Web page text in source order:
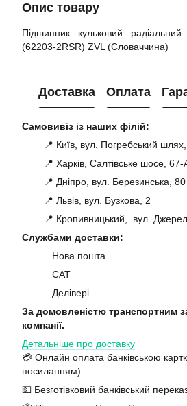
Опис товару
Підшипник кульковий
(62203-2RSR) ZVL (Словаччина)
Доставка Оплата
Самовивіз із наших філій:
📍 Київ, вул. Погребський шлях,
📍 Харків, Салтівське шосе, 67-
📍 Дніпро, вул. Березинська, 80
📍 Львів, вул. Бузкова, 2
📍 Кропивницький, вул.
Службами доставки:
Нова пошта
САТ
Делівері
За домовленістю транспортним
компанії.
Детальніше про доставку
💳 Онлайн оплата банківською
посиланням)
💵 Безготівковий банківський